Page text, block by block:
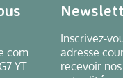
YT
Inscrivez-
adresse
recevoir